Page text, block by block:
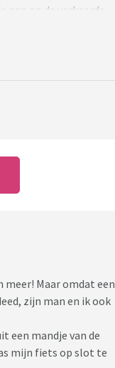
op de verkeerde
op de borstels van
tanden poetsen bij
Maar omdat een
zijn man en ik ook
een mandje van de
mijn fiets op slot te